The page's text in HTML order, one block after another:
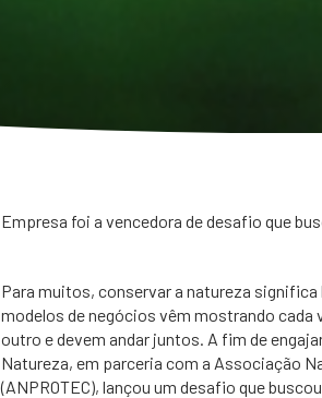
​Empresa foi a vencedora de desafio que
​Para muitos, conservar a natureza
modelos de negócios vêm mostrando
outro e devem andar juntos. A fim de
Natureza, em parceria com a Associação
(ANPROTEC), lançou um desafio que